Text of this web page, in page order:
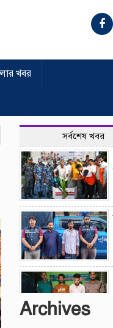
খবর
সর্বশেষ খবর
Archives